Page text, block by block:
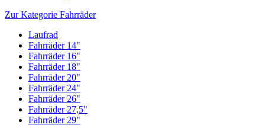
Zur Kategorie Fahrräder
Laufrad
Fahrräder 14"
Fahrräder 16"
Fahrräder 18"
Fahrräder 20"
Fahrräder 24"
Fahrräder 26"
Fahrräder 27,5"
Fahrräder 29"